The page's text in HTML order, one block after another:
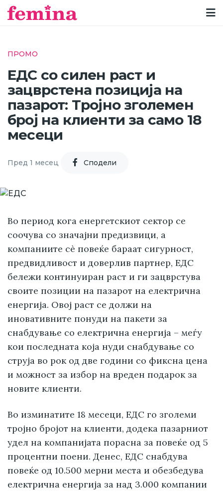
ПРОМО
ЕДС со силен раст и
зацврстена позиција на
пазарот: Тројно зголемен
број на клиенти за само 18
месеци
Пред 1 месец Cподели
Во период кога енергетскиот сектор се
соочува со значајни предизвици, а
компаниите сè повеќе бараат сигурност,
предвидливост и доверлив партнер, ЕДС
бележи континуиран раст и ги зацврстува
своите позиции на пазарот на електрична
енергија. Овој раст се должи на
иновативните понуди на пакети за
снабдување со електрична енергија – меѓу
кои последната која нуди снабдување со
струја во рок од две години со фиксна цена
и можност за избор на вреден подарок за
новите клиенти.
Во изминатите 18 месеци, ЕДС го зголеми
тројно бројот на клиенти, додека пазарниот
удел на компанијата порасна за повеќе од 5
процентни поени. Денес, ЕДС снабдува
повеќе од 10.500 мерни места и обезбедува
електрична енергија за над 3.000 компании